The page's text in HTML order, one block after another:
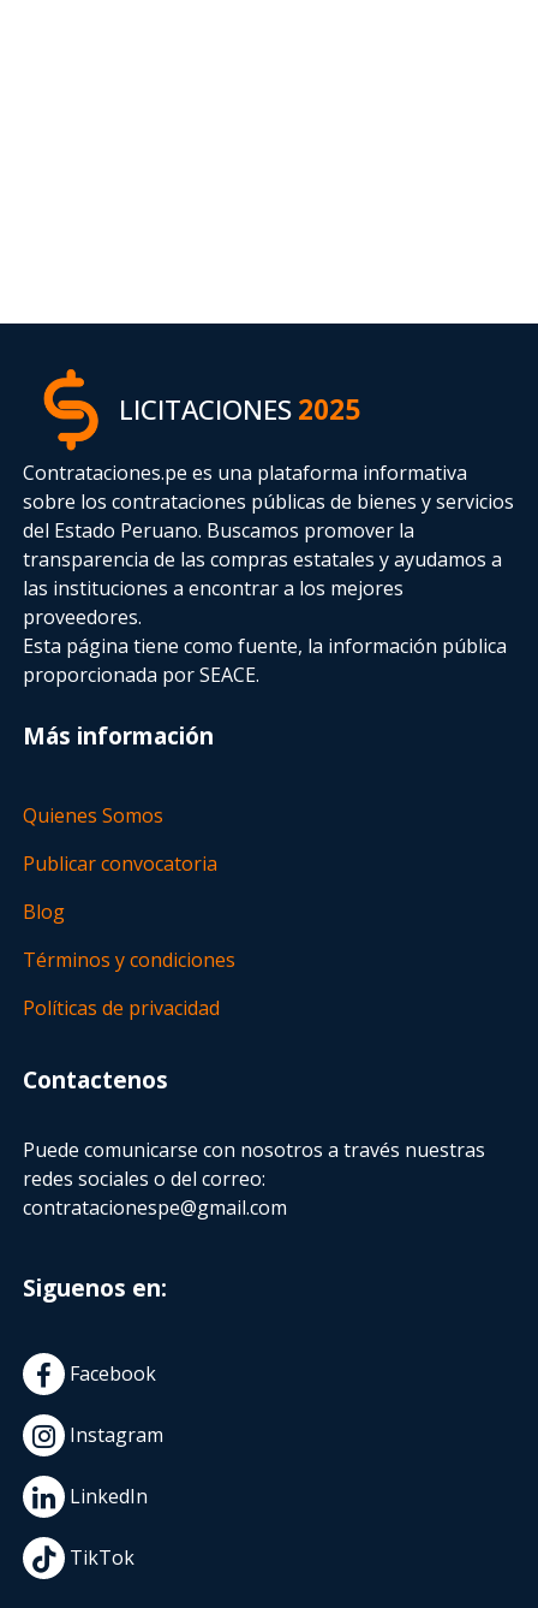
LICITACIONES2025
Contrataciones.pe es una plataforma informativa
sobre los contrataciones públicas de bienes y servicios
del Estado Peruano. Buscamos promover la
transparencia de las compras estatalesy ayudamos a
las instituciones a encontrar a los mejores
proveedores.
Esta página tiene como fuente, la información pública
proporcionada por SEACE.
Más información
Quienes Somos
Publicar convocatoria
Blog
Términos y condiciones
Políticas de privacidad
Contactenos
Puede comunicarse con nosotros a través nuestras
redes sociales o del correo:
contratacionespe@gmail.com
Siguenos en:
Facebook
Instagram
LinkedIn
TikTok